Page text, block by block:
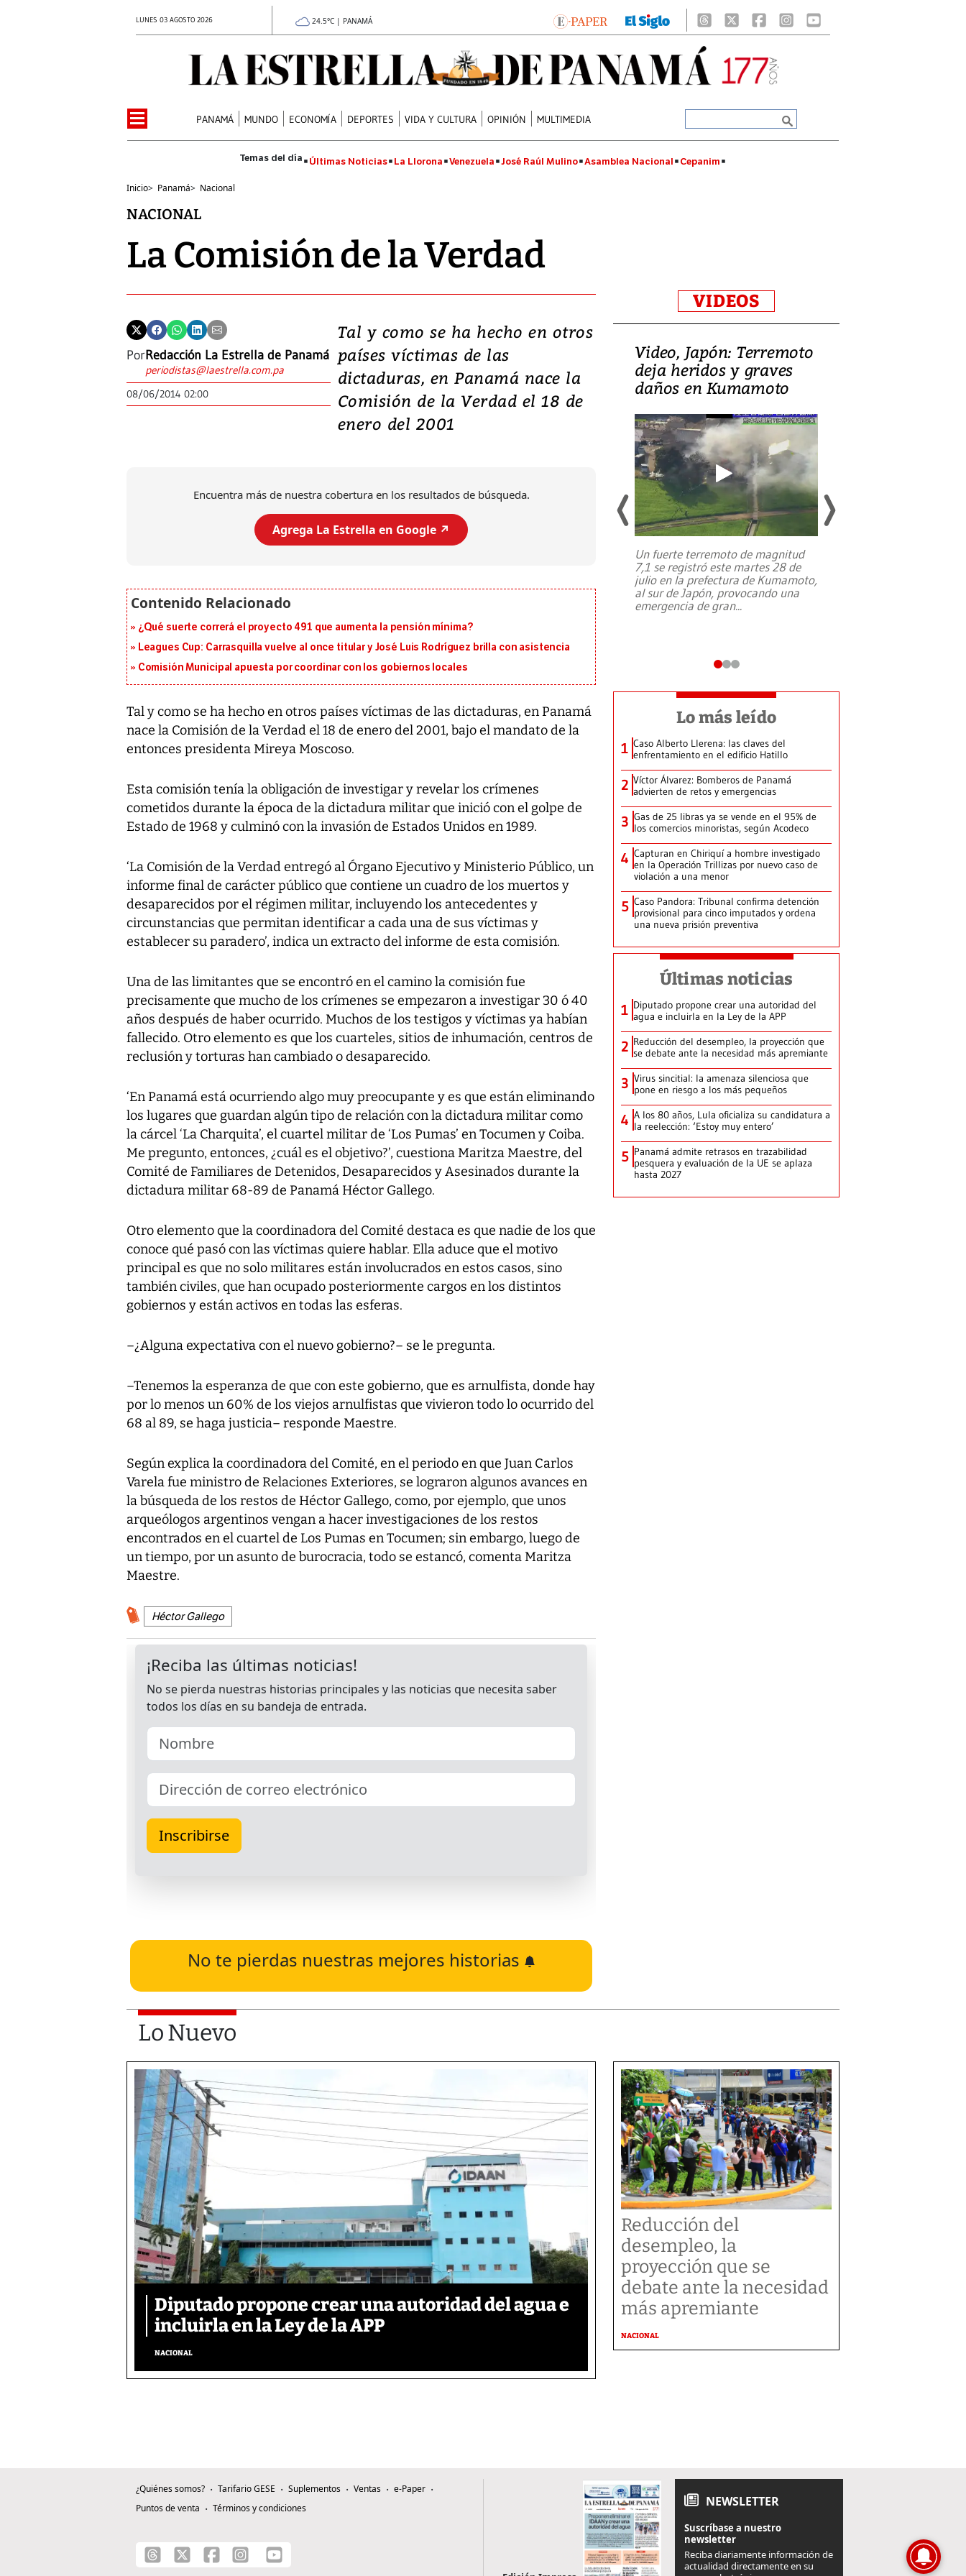
LUNES 03 AGOSTO 2026 24.5°C | PANAMÁ
PANAMÁ MUNDO ECONOMÍA DEPORTES VIDA Y CULTURA OPINIÓN MULTIMEDIA
Últimas Noticias La Llorona Venezuela José Raúl Mulino Asamblea Nacional Cepanim
Inicio> Panamá> Nacional
NACIONAL
La Comisión de la Verdad
PorRedacción La Estrella de Panamá
periodistas@laestrella.com.pa
08/06/2014 02:00
Tal y como se ha hecho en otros
países víctimas de las
dictaduras, en Panamá nace la
Comisión de la Verdad el 18 de
enero del 2001
Encuentra más de nuestra cobertura en los resultados de búsqueda.
Agrega La Estrella en Google ↗️
¿Qué suerte correrá el proyecto 491 que aumenta la pensión mínima?
Leagues Cup: Carrasquilla vuelve al once titular y José Luis Rodríguez brilla con asistencia
Comisión Municipal apuesta por coordinar con los gobiernos locales
Tal y como se ha hecho en otros países víctimas de las dictaduras, en Panamá
nace la Comisión de la Verdad el 18 de enero del 2001, bajo el mandato de la
entonces presidenta Mireya Moscoso.
Esta comisión tenía la obligación de investigar y revelar los crímenes
cometidos durante la época de la dictadura militar que inició con el golpe de
Estado de 1968 y culminó con la invasión de Estados Unidos en 1989.
‘La Comisión de la Verdad entregó al Órgano Ejecutivo y Ministerio Público, un
informe final de carácter público que contiene un cuadro de los muertos y
desaparecidos por el régimen militar, incluyendo los antecedentes y
circunstancias que permitan identificar a cada una de sus víctimas y
establecer su paradero’, indica un extracto del informe de esta comisión.
Una de las limitantes que se encontró en el camino la comisión fue
precisamente que mucho de los crímenes se empezaron a investigar 30 ó 40
años después de haber ocurrido. Muchos de los testigos y víctimas ya habían
fallecido. Otro elemento es que los cuarteles, sitios de inhumación, centros de
reclusión y torturas han cambiado o desaparecido.
‘En Panamá está ocurriendo algo muy preocupante y es que están eliminando
los lugares que guardan algún tipo de relación con la dictadura militar como
la cárcel ‘La Charquita’, el cuartel militar de ‘Los Pumas’ en Tocumen y Coiba.
Me pregunto, entonces, ¿cuál es el objetivo?’, cuestiona Maritza Maestre, del
Comité de Familiares de Detenidos, Desaparecidos y Asesinados durante la
dictadura militar 68-89 de Panamá Héctor Gallego.
Otro elemento que la coordinadora del Comité destaca es que nadie de los que
conoce qué pasó con las víctimas quiere hablar. Ella aduce que el motivo
principal es que no solo militares están involucrados en estos casos, sino
también civiles, que han ocupado posteriormente cargos en los distintos
gobiernos y están activos en todas las esferas.
–¿Alguna expectativa con el nuevo gobierno?– se le pregunta.
–Tenemos la esperanza de que con este gobierno, que es arnulfista, donde hay
por lo menos un 60% de los viejos arnulfistas que vivieron todo lo ocurrido del
68 al 89, se haga justicia– responde Maestre.
Según explica la coordinadora del Comité, en el periodo en que Juan Carlos
Varela fue ministro de Relaciones Exteriores, se lograron algunos avances en
la búsqueda de los restos de Héctor Gallego, como, por ejemplo, que unos
arqueólogos argentinos vengan a hacer investigaciones de los restos
encontrados en el cuartel de Los Pumas en Tocumen; sin embargo, luego de
un tiempo, por un asunto de burocracia, todo se estancó, comenta Maritza
Maestre.
Héctor Gallego
No te pierdas nuestras mejores historias
VIDEOS
Isidro Carbonell,
director de la Lotería:
‘Vamos a ser más
transparentes, tengan fe
Video, Japón: Terremoto
deja heridos y graves
daños en Kumamoto
Un fuerte terremoto de magnitud
7,1 se registró este martes 28 de
julio en la prefectura de Kumamoto,
al sur de Japón, provocando una
emergencia de gran...
Lo más leído
1 Caso Alberto Llerena: las claves del
enfrentamiento en el edificio Hatillo
2 Víctor Álvarez: Bomberos de Panamá
advierten de retos y emergencias
3 Gas de 25 libras ya se vende en el 95% de
los comercios minoristas, según Acodeco
4 Capturan en Chiriquí a hombre investigado
en la Operación Trillizas por nuevo caso de
violación a una menor
5 Caso Pandora: Tribunal confirma detención
provisional para cinco imputados y ordena
una nueva prisión preventiva
Últimas noticias
1 Diputado propone crear una autoridad del
agua e incluirla en la Ley de la APP
2 Reducción del desempleo, la proyección que
se debate ante la necesidad más apremiante
3 Virus sincitial: la amenaza silenciosa que
pone en riesgo a los más pequeños
4 A los 80 años, Lula oficializa su candidatura a
la reelección: ‘Estoy muy entero’
5 Panamá admite retrasos en trazabilidad
pesquera y evaluación de la UE se aplaza
hasta 2027
Lo Nuevo
Diputado propone crear una autoridad del agua e
incluirla en la Ley de la APP
NACIONAL
Reducción del
desempleo, la
proyección que se
debate ante la necesidad
más apremiante
NACIONAL
¿Quiénes somos? Tarifario GESE Suplementos Ventas
e-Paper
Puntos de venta
Términos y condiciones NEWSLETTER
Suscríbase a nuestro
newsletter
Reciba diariamente información de
actualidad directamente en su